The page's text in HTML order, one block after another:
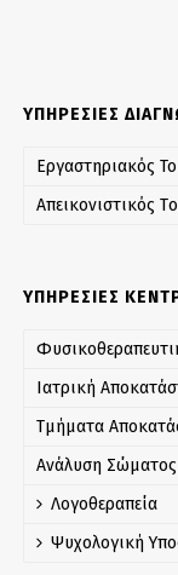
ΥΠΗΡΕΣΙΕΣ
Εργαστηριακός
Απεικονιστικός
ΥΠΗΡΕΣΙΕΣ
Ιατρική
Τμήματα
Ανάλυση
Λογοθεραπεία
Ψυχολογική